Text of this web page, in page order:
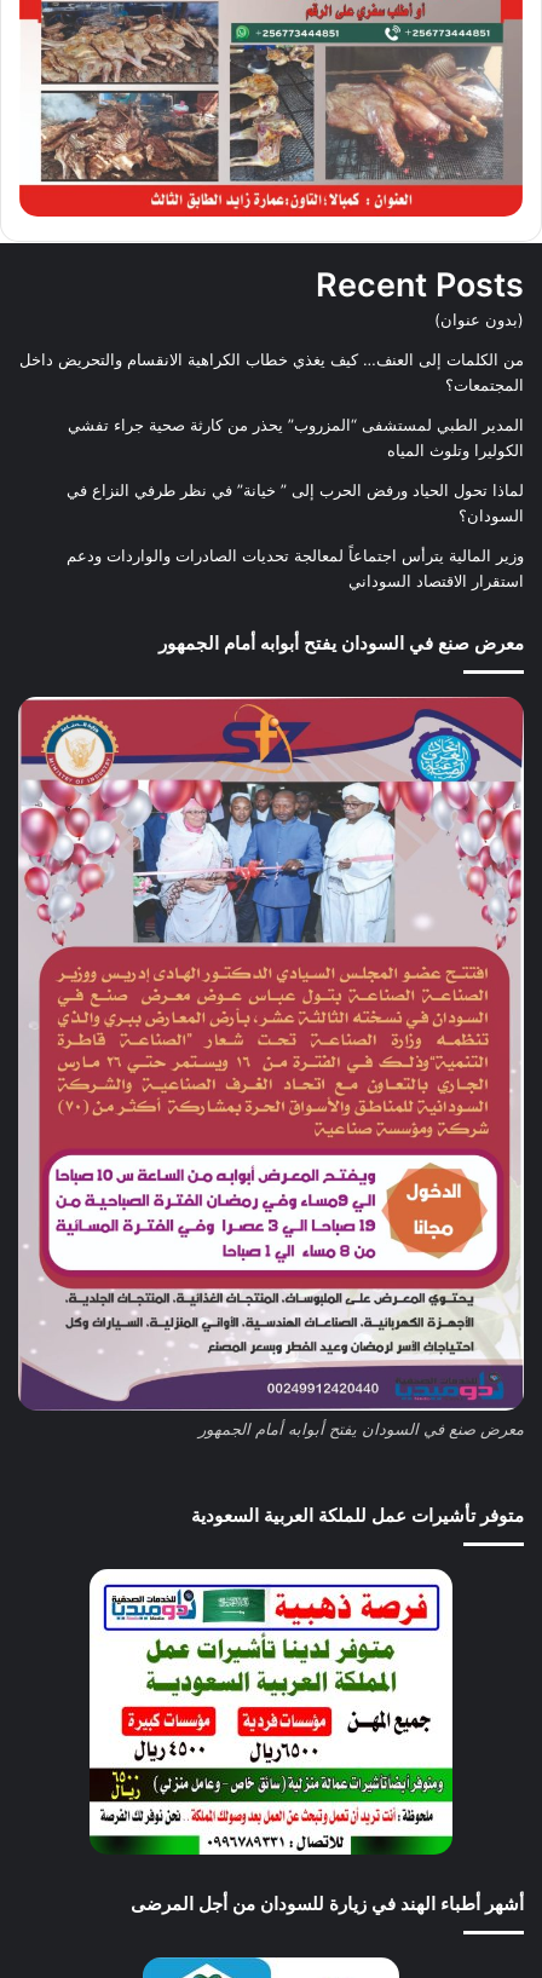
Recent Posts
(بدون عنوان)
من الكلمات إلى العنف… كيف يغذي خطاب الكراهية الانقسام والتحريض داخل
المجتمعات؟
المدير الطبي لمستشفى “المزروب” يحذر من كارثة صحية جراء تفشي
الكوليرا وتلوث المياه
لماذا تحول الحياد ورفض الحرب إلى ” خيانة” في نظر طرفي النزاع في
السودان؟
وزير المالية يترأس اجتماعاً لمعالجة تحديات الصادرات والواردات ودعم
استقرار الاقتصاد السوداني
معرض صنع في السودان يفتح أبوابه أمام الجمهور
معرض صنع في السودان يفتح أبوابه أمام الجمهور
متوفر تأشيرات عمل للملكة العربية السعودية
أشهر أطباء الهند في زيارة للسودان من أجل المرضى